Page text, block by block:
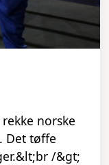
norske
Det tøffe
/&gt;